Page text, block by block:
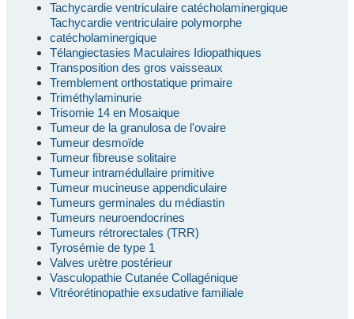
Tachycardie ventriculaire catécholaminergique
Tachycardie ventriculaire polymorphe
catécholaminergique
Télangiectasies Maculaires Idiopathiques
Transposition des gros vaisseaux
Tremblement orthostatique primaire
Triméthylaminurie
Trisomie 14 en Mosaique
Tumeur de la granulosa de l'ovaire
Tumeur desmoïde
Tumeur fibreuse solitaire
Tumeur intramédullaire primitive
Tumeur mucineuse appendiculaire
Tumeurs germinales du médiastin
Tumeurs neuroendocrines
Tumeurs rétrorectales (TRR)
Tyrosémie de type 1
Valves urètre postérieur
Vasculopathie Cutanée Collagénique
Vitréorétinopathie exsudative familiale